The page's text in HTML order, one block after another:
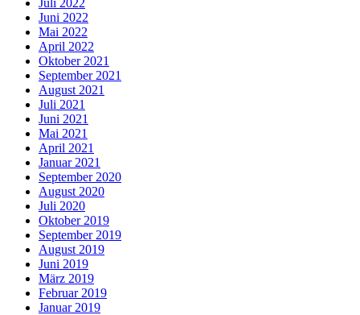
Juni 2022
Mai 2022
April 2022
Oktober 2021
September 2021
August 2021
Juli 2021
Juni 2021
Mai 2021
April 2021
Januar 2021
September 2020
August 2020
Juli 2020
Oktober 2019
September 2019
August 2019
Juni 2019
März 2019
Februar 2019
Januar 2019